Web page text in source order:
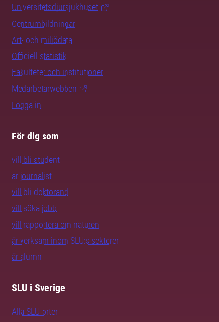
Universitetsdjursjukhuset
Centrumbildningar
Art- och miljödata
Officiell statistik
Fakulteter och institutioner
Medarbetarwebben
Logga in
För dig som
vill bli student
är journalist
vill bli doktorand
vill söka jobb
vill rapportera om naturen
är verksam inom SLU:s sektorer
är alumn
SLU i Sverige
Alla SLU-orter